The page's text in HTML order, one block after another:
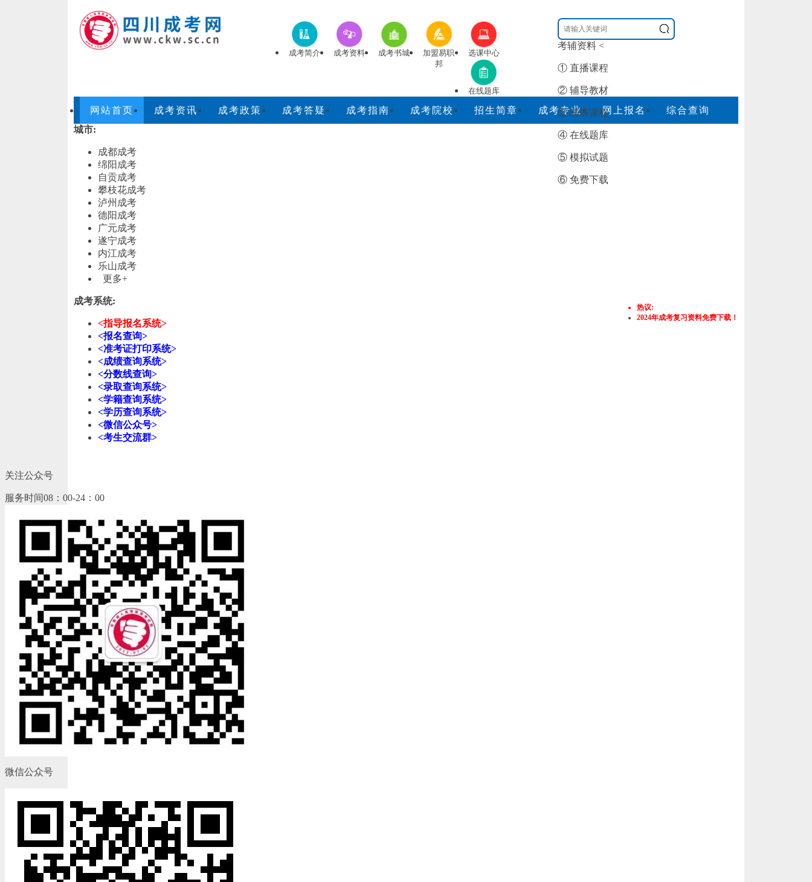
成考简介 成考资料 成考书城
加盟易职
邦
选课中心
在线题库
考辅资料 <
① 直播课程
② 辅导教材
③ 精讲课程
④ 在线题库
⑤ 模拟试题
⑥ 免费下载
网站首页 成考资讯 成考政策 成考答疑 成考指南 成考院校 招生简章 成考专业 网上报名
综合查询
城市:
成都成考
绵阳成考
自贡成考
攀枝花成考
泸州成考
德阳成考
广元成考
遂宁成考
内江成考
乐山成考
更多+
热议:
2024年成考复习资料免费下载！
成考系统:
<指导报名系统>
<报名查询>
<准考证打印系统>
<成绩查询系统>
<分数线查询>
<录取查询系统>
<学籍查询系统>
<学历查询系统>
<微信公众号>
<考生交流群>
关注公众号
服务时间08：00-24：00
微信公众号